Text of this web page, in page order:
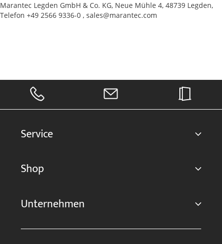
Marantec Legden GmbH & Co. KG, Neue Mühle 4, 48739 Legden,
Telefon +49 2566 9336-0 , sales@marantec.com
Service
Shop
Unternehmen